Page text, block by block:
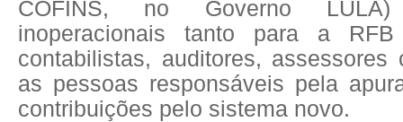
COFINS, no Governo
inoperacionais tanto para a
contabilistas, auditores, assessores
as pessoas responsáveis pela
contribuições pelo sistema novo.